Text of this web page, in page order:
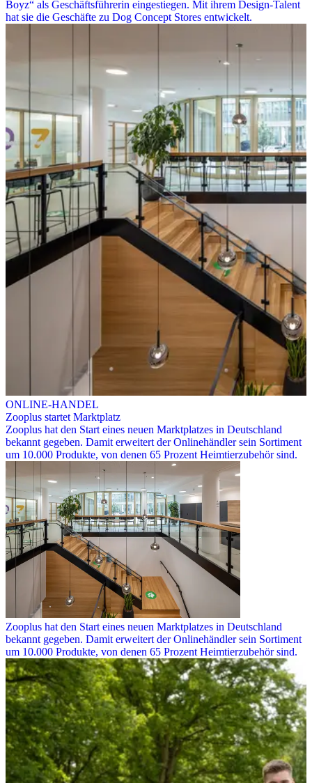
Boyz“ als Geschäftsführerin eingestiegen. Mit ihrem Design-Talent
hat sie die Geschäfte zu Dog Concept Stores entwickelt.
ONLINE-HANDEL
Zooplus startet Marktplatz
Zooplus hat den Start eines neuen Marktplatzes in Deutschland
bekannt gegeben. Damit erweitert der Onlinehändler sein Sortiment
um 10.000 Produkte, von denen 65 Prozent Heimtierzubehör sind.
Zooplus hat den Start eines neuen Marktplatzes in Deutschland
bekannt gegeben. Damit erweitert der Onlinehändler sein Sortiment
um 10.000 Produkte, von denen 65 Prozent Heimtierzubehör sind.